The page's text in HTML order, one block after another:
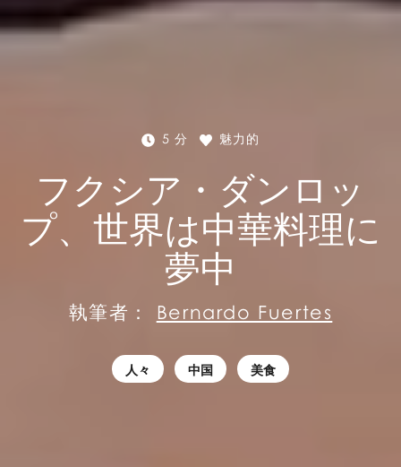
5 分 魅力的
フクシア・ダンロッ
プ、世界は中華料理に
夢中
執筆者： Bernardo Fuertes
人々 中国 美食